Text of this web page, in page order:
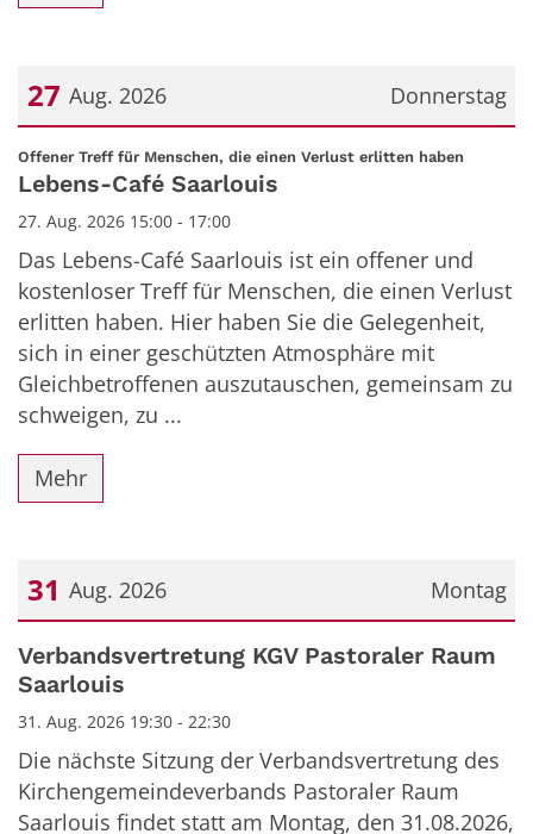
Donnerstag
27 Aug. 2026
Datum: 27. August 2026
Offener Treff für Menschen, die einen Verlust erlitten haben
Lebens-Café Saarlouis
27. Aug. 2026 15:00 - 17:00
Das Lebens-Café Saarlouis ist ein offener und
kostenloser Treff für Menschen, die einen Verlust
erlitten haben. Hier haben Sie die Gelegenheit,
sich in einer geschützten Atmosphäre mit
Gleichbetroffenen auszutauschen, gemeinsam zu
schweigen, zu ...
Mehr
Montag
31 Aug. 2026
Datum: 31. August 2026
Verbandsvertretung KGV Pastoraler Raum
Saarlouis
31. Aug. 2026 19:30 - 22:30
Die nächste Sitzung der Verbandsvertretung des
Kirchengemeindeverbands Pastoraler Raum
Saarlouis findet statt am Montag, den 31.08.2026,